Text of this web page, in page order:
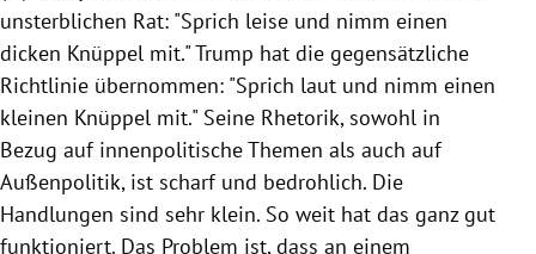
unsterblichen Rat: "Sprich leise und nimm einen
dicken Knüppel mit."Trump hat die gegensätzliche
Richtlinie übernommen: "Sprich laut und nimm einen
kleinen Knüppel mit." Seine Rhetorik, sowohl in
Bezug auf innenpolitische Themen als auch auf
Außenpolitik, ist scharf und bedrohlich. Die
Handlungen sind sehr klein. So weit hat das ganz gut
funktioniert. Das Problem ist, dass an einem